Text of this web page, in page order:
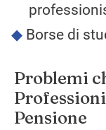
Borse di
Problemi
Pensione